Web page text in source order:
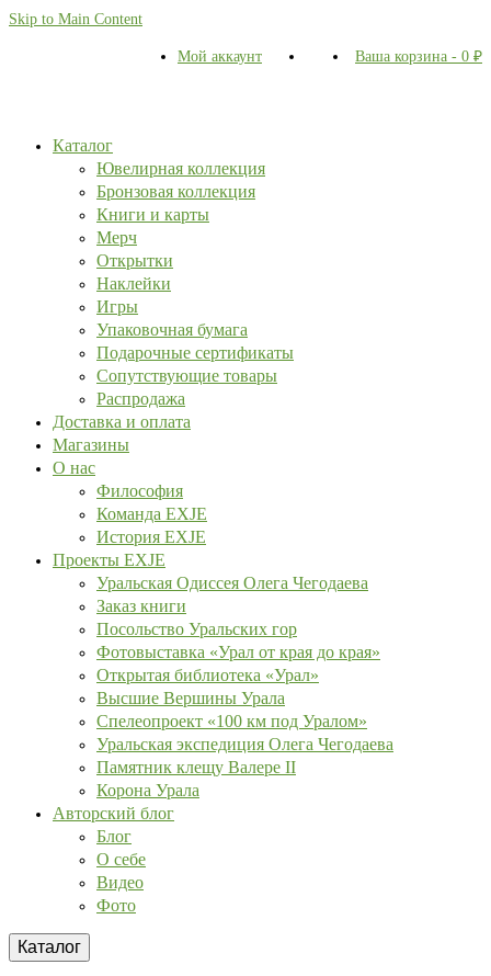
Skip to Main Content
Мой аккаунт Ваша корзина - 0 ₽
Каталог
Ювелирная коллекция
Бронзовая коллекция
Книги и карты
Мерч
Открытки
Наклейки
Игры
Упаковочная бумага
Подарочные сертификаты
Сопутствующие товары
Распродажа
Доставка и оплата
Магазины
О нас
Философия
Команда EXJE
История EXJE
Проекты EXJE
Уральская Одиссея Олега Чегодаева
Заказ книги
Посольство Уральских гор
Фотовыставка «Урал от края до края»
Открытая библиотека «Урал»
Высшие Вершины Урала
Спелеопроект «100 км под Уралом»
Уральская экспедиция Олега Чегодаева
Памятник клещу Валере II
Корона Урала
Авторский блог
Блог
О себе
Видео
Фото
Каталог